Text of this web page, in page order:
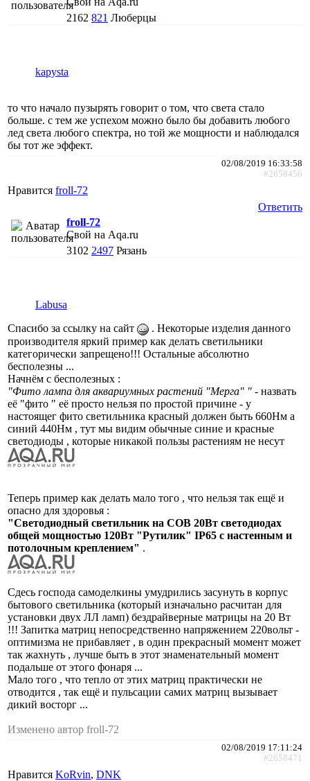
2162 821 Люберцы
kapysta
то что начало пузырять говорит о том, что света стало
больше. с тем же успехом можно было бы добавить любого
лед света любого спектра, но той же мощности и наблюдался
бы тот же эффект.
02/08/2019 16:33:58
#2658456
Нравится froll-72
Ответить
froll-72
Свой на Aqa.ru
3102 2497 Рязань
Labusa
Спасибо за ссылку на сайт
. Некоторые изделия данного
производителя яркий пример как делать светильники
категорически запрещено!!! Остальные абсолютно
бесполезны ...
Начнём с бесполезных :
"Фито лампа для аквариумных растений "Мерга" " - назвать
её "фито " её просто нельзя по простой причине - у
настоящег фито светильника красный должен быть 660Нм а
синий 440Нм , тут мы видим обычные синие и красные
светодиоды , которые никакой пользы растениям не несут
Теперь пример как делать мало того , что нельзя так ещё и
опасно для здоровья :
"Светодиодный светильник на COB 20Вт светодиодах
общей мощностью 120Вт "Рутилик" IP65 с настенным и
потолочным креплением" .
Сдесь господа самоделкины умудрились засунуть в корпус
бытового светильника (который изначально расчитан для
установки двух ЛЛ ламп) бездрайверные матрицы на 20 Вт
!!! Запитка матриц непосредственно напряжением 220вольт -
оптимизма не прибавляет , в один прекрасный момент может
так жахнуть , лучше быть в этот знаменательный момент
подальше от этого фонаря ...
Мало того , что тепло от этих матриц практически не
отводится , так ещё и пульсации самих матриц вызывает
дикий восторг ...
Изменено автор froll-72
02/08/2019 17:11:24
#2658471
Нравится KoRvin, DNK